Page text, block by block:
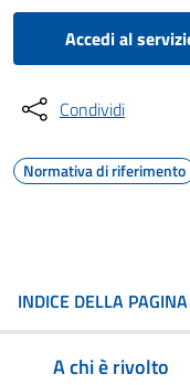
Accedi al
Condividi
Normativa di riferimento
INDICE DELLA PAGINA
A chi è rivolto